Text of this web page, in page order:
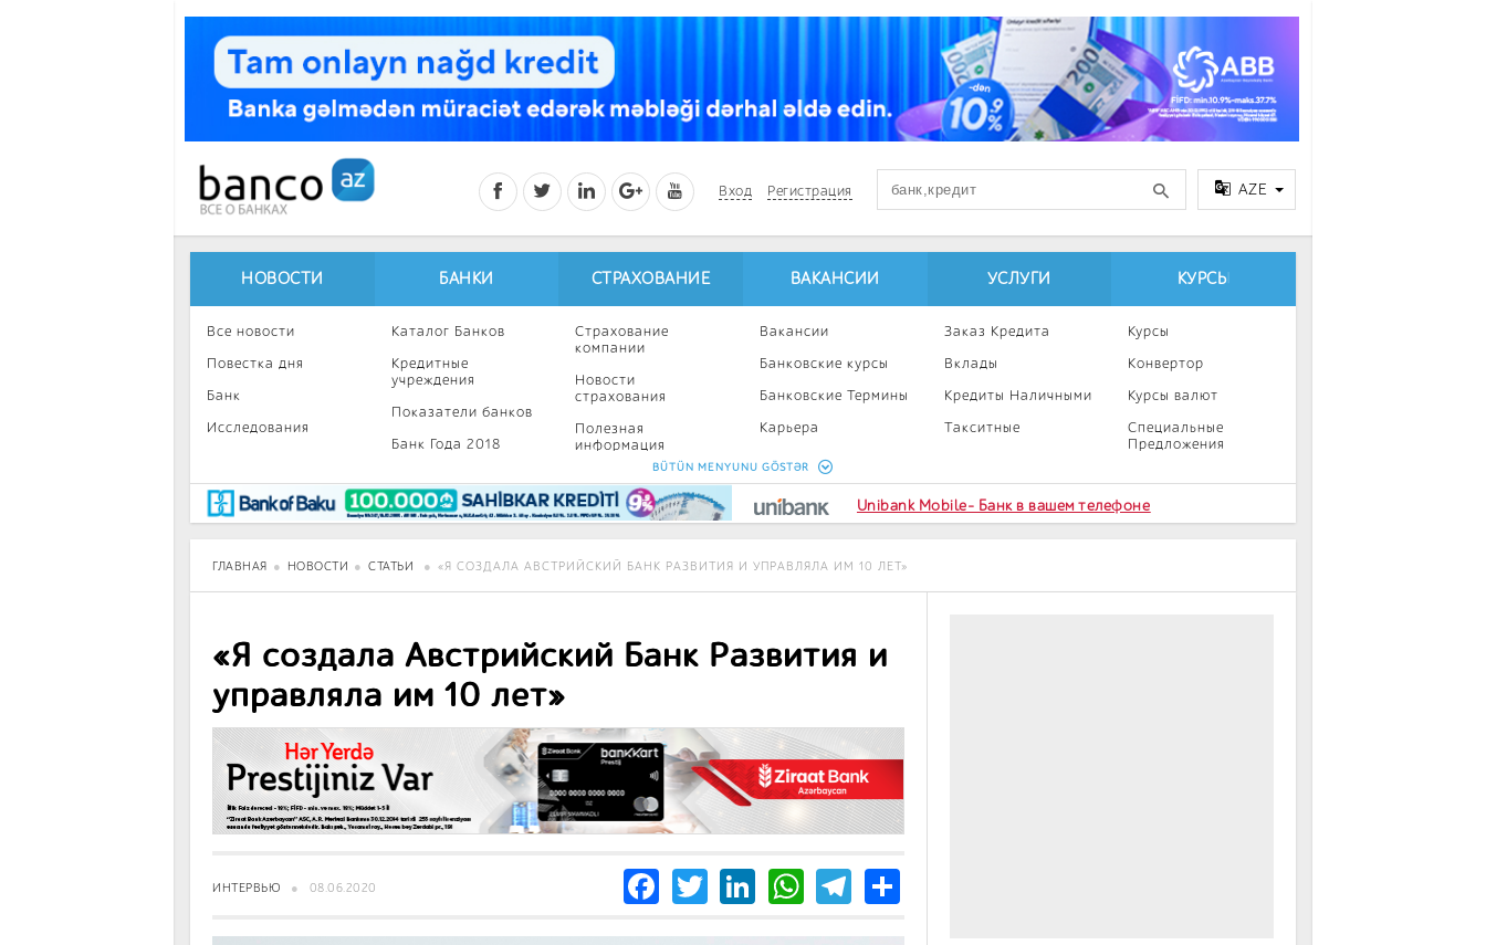
Вход Регистрация AZE
НОВОСТИ
Все новости
Повестка дня
Банк
Исследования
Инвестиции
BancoTV
БАНКИ
Каталог Банков
Кредитные
учреждения
Показатели банков
Банк Года 2018
СТРАХОВАНИЕ
Страхование
компании
Новости
страхования
Полезная
информация
калькулятор
ВАКАНСИИ
Вакансии
Банковские курсы
Банковские Термины
Карьера
Профессиональное
развитие
УСЛУГИ
Заказ Кредита
Вклады
Кредиты Наличными
Такситные
КУРСЫ
Курсы
Конвертор
Курсы валют
Специальные
Предложения
BÜTÜN MENYUNU GÖSTƏR
Unibank Mobile- Банк в вашем телефоне
ГЛАВНАЯ НОВОСТИ СТАТЬИ «Я СОЗДАЛА АВСТРИЙСКИЙ БАНК РАЗВИТИЯ И УПРАВЛЯЛА ИМ 10 ЛЕТ»
«Я создала Австрийский Банк Развития и
управляла им 10 лет»
ИНТЕРВЬЮ 08.06.2020 Facebook
TwitterLinkedIn
WhatsApp
Telegram
Share